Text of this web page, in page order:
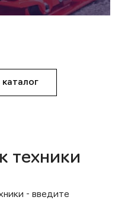
каталог
техники
- введите